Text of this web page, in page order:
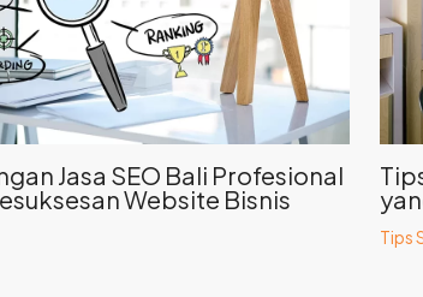
Jasa SEO Bali Profesional
Website Bisnis
Tips